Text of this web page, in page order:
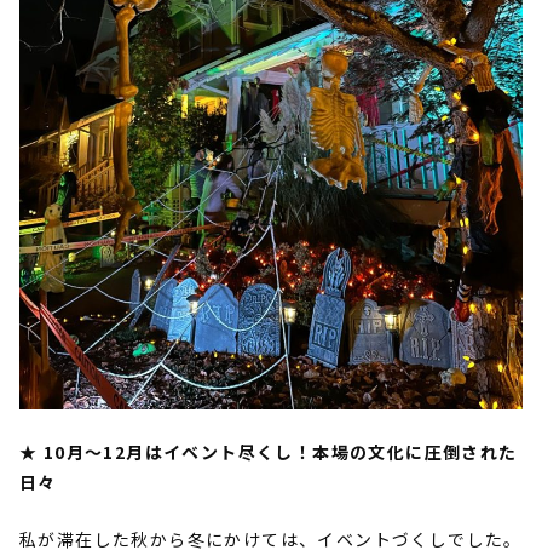
★ 10月〜12月はイベント尽くし！本場の文化に圧倒された
日々
私が滞在した秋から冬にかけては、イベントづくしでした。